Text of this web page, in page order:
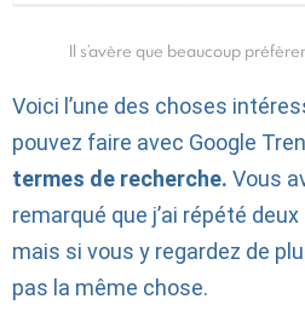
Il s’avère que beaucoup
Voici l’une des choses
pouvez faire avec Google
termes de recherche. Vous
remarqué que j’ai répété
mais si vous y regardez de
pas la même chose.